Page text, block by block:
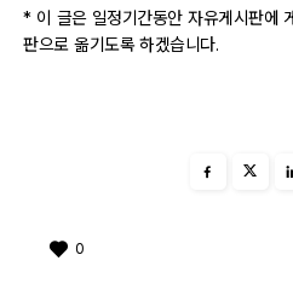
* 이 글은 일정기간동안 자유게시판에
판으로 옮기도록 하겠습니다.
0